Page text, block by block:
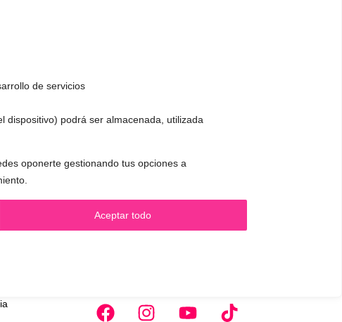
de servicios
dispositivo) podrá ser almacenada, utilizada
oponerte gestionando tus opciones a
Aceptar todo
CONTACTO Y CITAS
✅Pide tu CITA ONLINE